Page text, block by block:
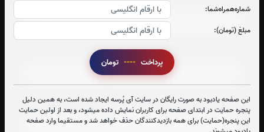
شماره‌همراه‌شما:
مبلغ (تومان):
پرداخت ----
این صفحه یادبود به صورت رایگان در سایت آی پُرسه ایجاد شده است، به همین دلیل
پنجره حمایت در ابتدای صفحه برای کاربران نمایش داده میشود، و بعد از اولین حمایت
این پنجره(حمایت) برای همه بازدیدکنندگان حذف خواهد شد و مستقیما وارد صفحه
صوت جزء شماره 5
صوت جزء شماره 6